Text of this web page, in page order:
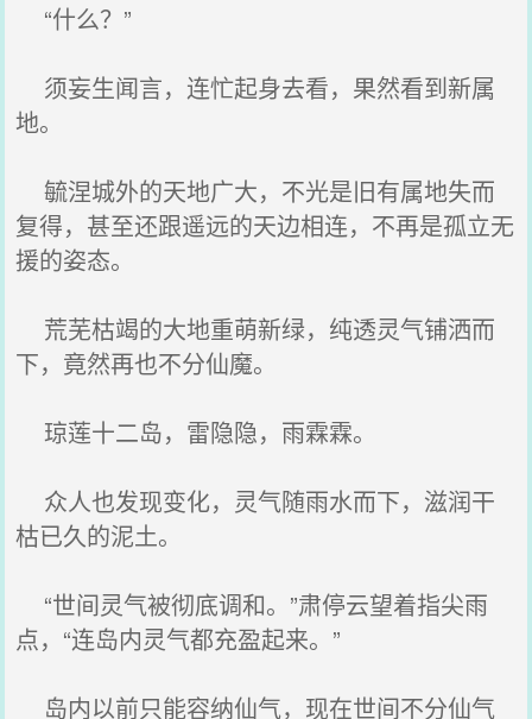
“什么？”
须妄生闻言，连忙起身去看，果然看到新属
地。
毓涅城外的天地广大，不光是旧有属地失而
复得，甚至还跟遥远的天边相连，不再是孤立无
援的姿态。
荒芜枯竭的大地重萌新绿，纯透灵气铺洒而
下，竟然再也不分仙魔。
琼莲十二岛，雷隐隐，雨霖霖。
众人也发现变化，灵气随雨水而下，滋润干
枯已久的泥土。
“世间灵气被彻底调和。”肃停云望着指尖雨
点，“连岛内灵气都充盈起来。”
岛内以前只能容纳仙气，现在世间不分仙气